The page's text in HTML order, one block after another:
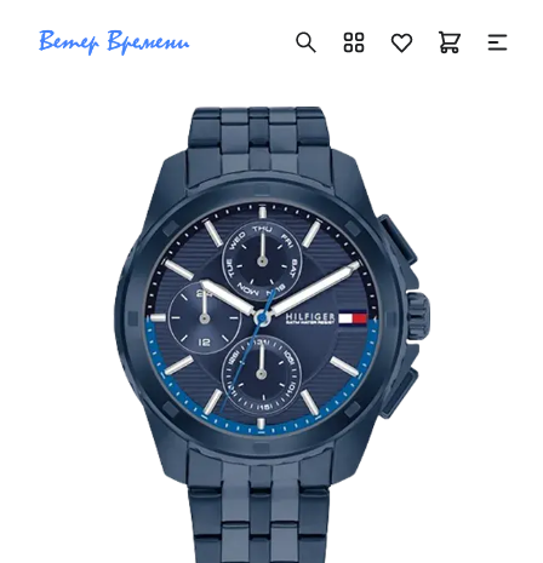
+7 ( 705 ) 181-42-50
info@vetervremeni.kz
Авторизация
Каталог
Мужские часы
Женские часы